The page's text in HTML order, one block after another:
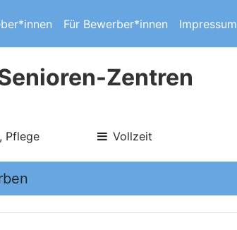
Für Bewerber*innen Impressum
Zentren
Pflege Vollzeit